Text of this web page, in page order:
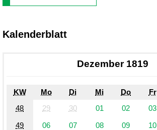
Kalenderblatt
Dezember 1819
KW Mo Di Mi Do Fr
48
29 30 01 02 03
49
06 07 08 09 10